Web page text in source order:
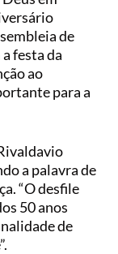
de
festa da
ao
para a
a palavra de
“O desfile
50 anos
de